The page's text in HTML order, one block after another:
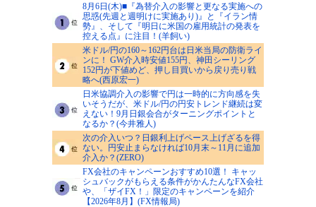
8月6日(木)■『為替介入の影響と更なる実施への
思惑(先週と週明けに実施あり)』と『イラン情
勢』、そして『明日に米国の雇用統計の発表を
控える点』に注目！(羊飼い)
米ドル/円の160～162円台は日米当局の防衛ライ
ンに！ GW介入時安値155円、神田シーリング
152円が下値めど、押し目買いから戻り売り戦
略へ(西原宏一)
日米協調介入の影響で円は一時的に方向感を失
いそうだが、米ドル/円の円安トレンド継続は変
えない！9月日銀会合がターニングポイントと
なるか？(今井雅人)
次の介入いつ？日銀利上げペース上げざるを得
ない。円安止まらなければ10月末～11月に追加
介入か？(ZERO)
FX会社のキャンペーンおすすめ10選！ キャッ
シュバックがもらえる条件がかんたんなFX会社
や、「ザイFX！」限定のキャンペーンを紹介
【2026年8月】(FX情報局)